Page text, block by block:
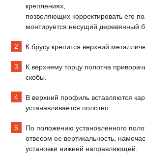
креплениях,
позволяющих корректировать его
монтируется несущий деревянный
К брусу крепится верхний
К верхнему торцу полотна
скобы.
В верхний профиль вставляются
устанавливается полотно.
По положению установленного
отвесом ее вертикальность,
установки нижней направляющей.